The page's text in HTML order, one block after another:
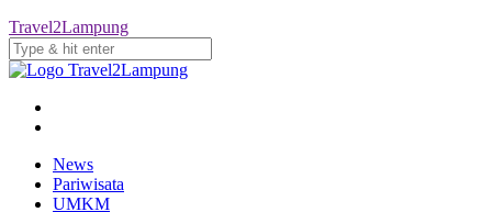
Travel2Lampung
News
Pariwisata
UMKM